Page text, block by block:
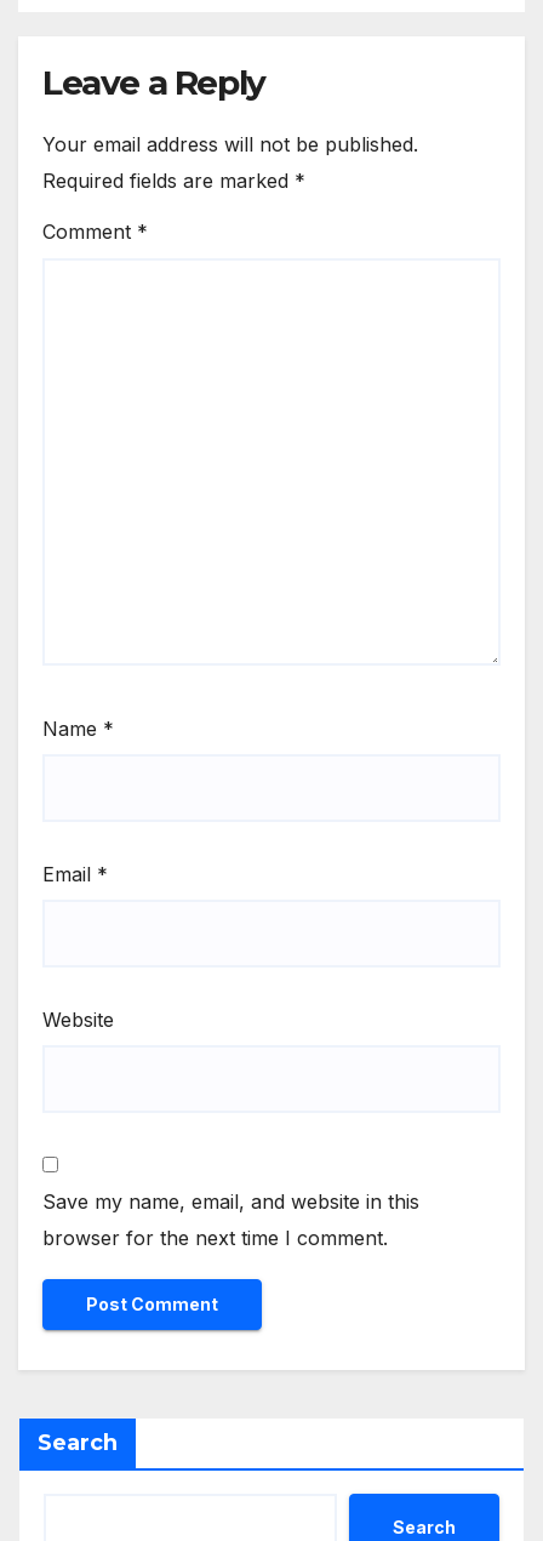
Leave a Reply
Your email address will not be published.
Required fields are marked *
Comment *
Name *
Email *
Website
Save my name, email, and website in this
browser for the next time I comment.
Search
Search